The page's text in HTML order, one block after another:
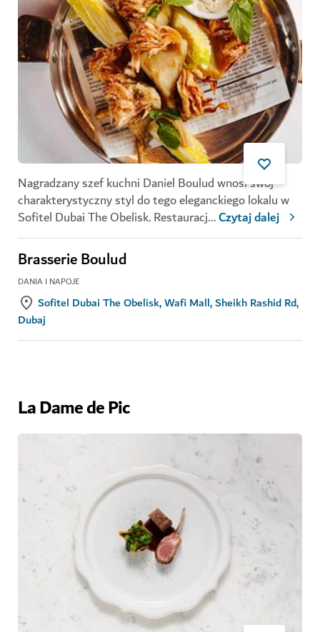
Nagradzany szef kuchni Daniel Boulud wnosi swój
charakterystyczny styl do tego eleganckiego lokalu w
Sofitel Dubai The Obelisk. Restauracj...Czytaj dalej
Brasserie Boulud
DANIA I NAPOJE
Sofitel Dubai The Obelisk, Wafi Mall, Sheikh Rashid Rd,
Dubaj
La Dame de Pic